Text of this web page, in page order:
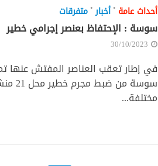
أحداث عامة • أخبار• متفرقات
سوسة : الإحتفاظ بعنصر إجرامي خطير
30/10/2023
في إطار تعقب العناصر المفتش عنها
مختلفة...